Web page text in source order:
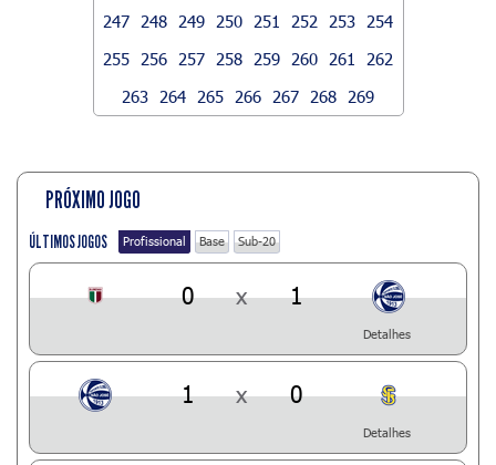
247
248 249 250 251 252 253
254
255
256 257 258 259 260 261
262
263
264 265 266 267 268 269
PRÓXIMO JOGO
ÚLTIMOS JOGOS Profissional Base Sub-20
0 x 1
Detalhes
1 x 0
Detalhes